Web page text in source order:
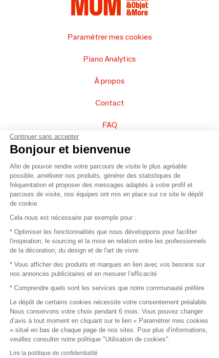
Paramétrer mes cookies
Piano Analytics
À propos
Contact
FAQ
Vendez vos produits
Plan du site
© 2016 –Organisation SAFI
Recrutement
Mentions légales
Conditions commerciales
Continuer sans accepter
Bonjour et bienvenue
Afin de pouvoir rendre votre parcours de visite le plus agréable
possible, améliorer nos produits, générer des statistiques de
fréquentation et proposer des messages adaptés à votre profil et
parcours de visite, nos équipes ont mis en place sur ce site le dépôt
de cookie.
Cela nous est nécessaire par exemple pour :
* Optimiser les fonctionnalités que nous développons pour faciliter
l'inspiration, le sourcing et la mise en relation entre les professionnels
de la décoration, du design et de l'art de vivre
* Vous afficher des produits et marques en lien avec vos besoins sur
nos annonces publicitaires et en mesurer l’efficacité
* Comprendre quels sont les services que notre communauté préfère
Le dépôt de certains cookies nécessite votre consentement préalable.
Nous conservons votre choix pendant 6 mois. Vous pouvez changer
d’avis à tout moment en cliquant sur le lien « Paramétrer mes cookies
» situé en bas de chaque page de nos sites. Pour plus d’informations,
veuillez consulter notre politique "Utilisation de cookies".
Lire la politique de confidentialité